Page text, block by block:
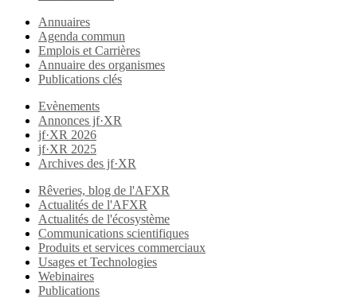
Annuaires
Agenda commun
Emplois et Carrières
Annuaire des organismes
Publications clés
Evènements
Annonces jf·XR
jf·XR 2026
jf·XR 2025
Archives des jf·XR
Rêveries, blog de l'AFXR
Actualités de l'AFXR
Actualités de l'écosystème
Communications scientifiques
Produits et services commerciaux
Usages et Technologies
Webinaires
Publications